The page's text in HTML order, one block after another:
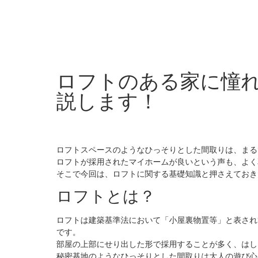
ロフトのある家に憧
説します！
ロフトスペースのようなひっそりとした間取りは、ま
ロフトが採用されたマイホームが良いという声も、よ
そこで今回は、ロフトに関する基礎知識と押さえてお
ロフトとは？
ロフトは建築基準法において「小屋裏物置等」と表さ
です。
部屋の上部にせり出した形で採用することが多く、は